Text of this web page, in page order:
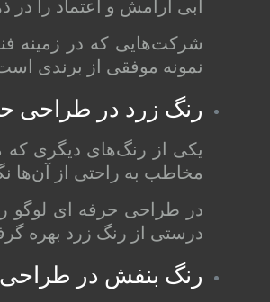
آبی آرامش و اعتماد را
شرکت‌هایی که در زمینه
نمونه موفقی از برندی
رنگ زرد در طراحی
یکی از رنگ‌های دیگری که
مخاطب به راحتی از آن‌ها
در طراحی حرفه ای لوگو
درستی از رنگ زرد بهره
رنگ بنفش در طراحی